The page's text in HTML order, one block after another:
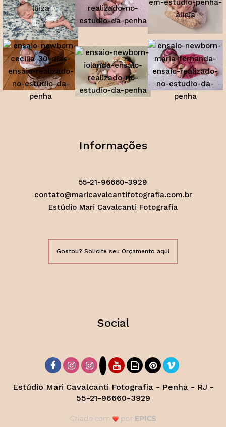
Informações
55-21-96660-3929
contato@maricavalcantifotografia.com.br
Estúdio Mari Cavalcanti Fotografia
Gostou? Solicite seu Orçamento aqui
Social
Estúdio Mari Cavalcanti Fotografia - Penha - RJ -
55-21-96660-3929